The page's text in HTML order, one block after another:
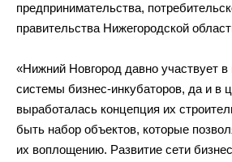
предпринимательства,
правительства Нижегородской
«Нижний Новгород давно участвует в
системы бизнес-инкубаторов, да и в
выработалась концепция их
быть набор объектов, которые
их воплощению. Развитие сети